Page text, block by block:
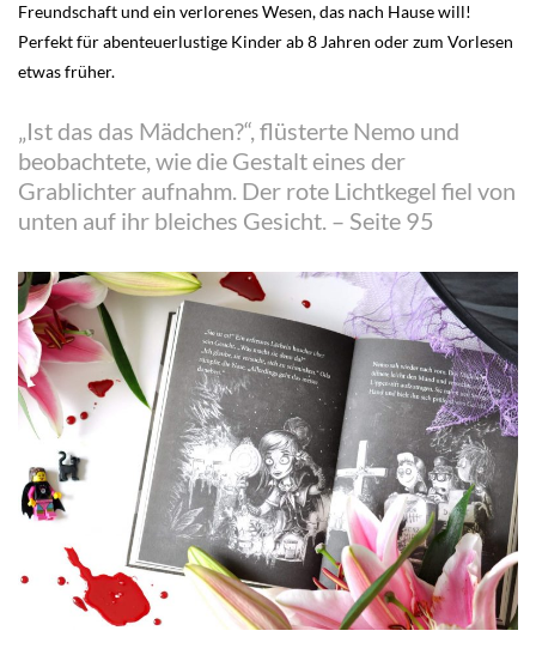
Freundschaft und ein verlorenes Wesen, das nach Hause will!
Perfekt für abenteuerlustige Kinder ab 8 Jahren oder zum Vorlesen
etwas früher.
„Ist das das Mädchen?“, flüsterte Nemo und
beobachtete, wie die Gestalt eines der
Grablichter aufnahm. Der rote Lichtkegel fiel von
unten auf ihr bleiches Gesicht. – Seite 95